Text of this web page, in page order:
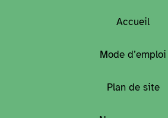
Accueil
Mode d’emploi
Plan de site